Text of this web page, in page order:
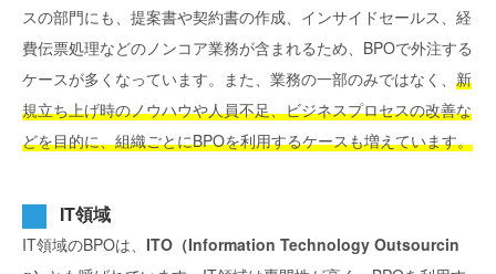
スの部門にも、提案書や契約書の作成、インサイドセールス、経
費伝票処理などのノンコア業務が含まれるため、BPOで外注する
ケースが多くなっています。また、業務の一部のみではなく、 新
規立ち上げ時のノウハウや人員不足、ビジネスプロセスの改善な
どを目的に、組織ごとにBPOを利用するケースも増えています。
IT領域
IT領域のBPOは、 ITO（Information Technology Outsourcin